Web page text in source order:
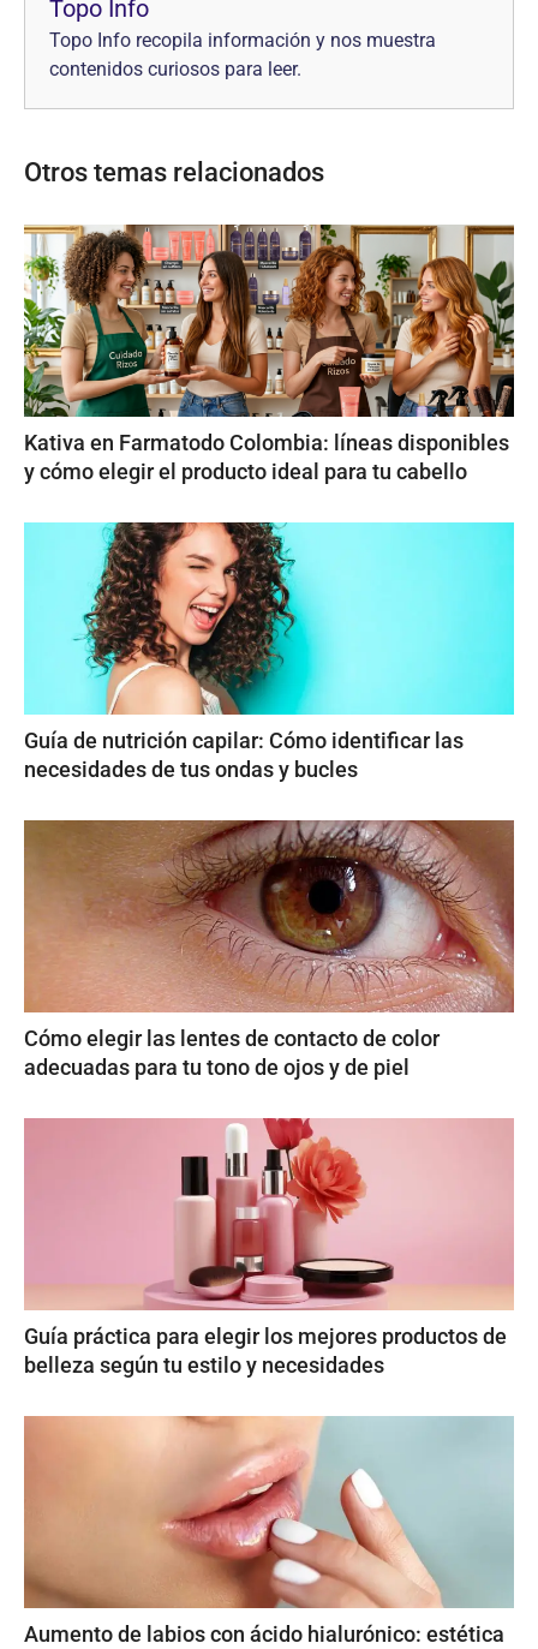
Topo Info
Topo Info recopila información y nos muestra
contenidos curiosos para leer.
Otros temas relacionados
Kativa en Farmatodo Colombia: líneas disponibles
y cómo elegir el producto ideal para tu cabello
Guía de nutrición capilar: Cómo identificar las
necesidades de tus ondas y bucles
Cómo elegir las lentes de contacto de color
adecuadas para tu tono de ojos y de piel
Guía práctica para elegir los mejores productos de
belleza según tu estilo y necesidades
Aumento de labios con ácido hialurónico: estética